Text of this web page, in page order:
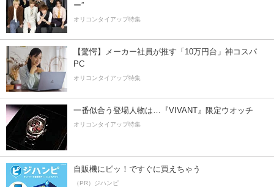
ー”
オリコンタイアップ特集
【驚愕】メーカー社員が推す「10万円台」神コスパ
PC
オリコンタイアップ特集
一番似合う登場人物は…『VIVANT』限定ウオッチ
オリコンタイアップ特集
自販機にピッ！ですぐに買えちゃう
（PR）ジハンピ